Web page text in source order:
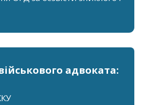
адвоката: